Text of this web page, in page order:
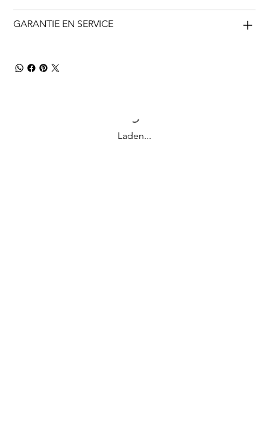
GARANTIE EN SERVICE
Laden...